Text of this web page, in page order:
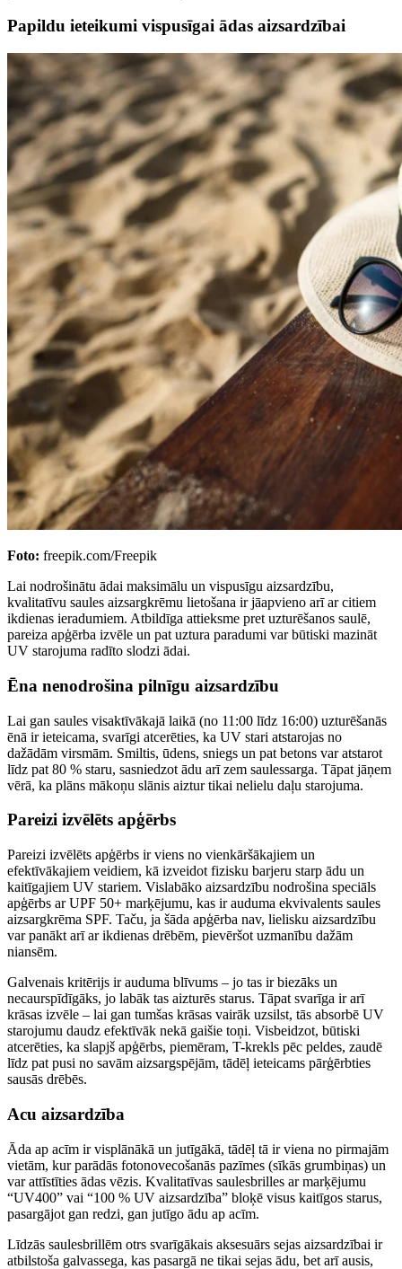
Papildu ieteikumi vispusīgai ādas aizsardzībai
Foto: freepik.com/Freepik
Lai nodrošinātu ādai maksimālu un vispusīgu aizsardzību,
kvalitatīvu saules aizsargkrēmu lietošana ir jāapvieno arī ar citiem
ikdienas ieradumiem. Atbildīga attieksme pret uzturēšanos saulē,
pareiza apģērba izvēle un pat uztura paradumi var būtiski mazināt
UV starojuma radīto slodzi ādai.
Ēna nenodrošina pilnīgu aizsardzību
Lai gan saules visaktīvākajā laikā (no 11:00 līdz 16:00) uzturēšanās
ēnā ir ieteicama, svarīgi atcerēties, ka UV stari atstarojas no
dažādām virsmām. Smiltis, ūdens, sniegs un pat betons var atstarot
līdz pat 80 % staru, sasniedzot ādu arī zem saulessarga. Tāpat jāņem
vērā, ka plāns mākoņu slānis aiztur tikai nelielu daļu starojuma.
Pareizi izvēlēts apģērbs
Pareizi izvēlēts apģērbs ir viens no vienkāršākajiem un
efektīvākajiem veidiem, kā izveidot fizisku barjeru starp ādu un
kaitīgajiem UV stariem. Vislabāko aizsardzību nodrošina speciāls
apģērbs ar UPF 50+ marķējumu, kas ir auduma ekvivalents saules
aizsargkrēma SPF. Taču, ja šāda apģērba nav, lielisku aizsardzību
var panākt arī ar ikdienas drēbēm, pievēršot uzmanību dažām
niansēm.
Galvenais kritērijs ir auduma blīvums – jo tas ir biezāks un
necaurspīdīgāks, jo labāk tas aizturēs starus. Tāpat svarīga ir arī
krāsas izvēle – lai gan tumšas krāsas vairāk uzsilst, tās absorbē UV
starojumu daudz efektīvāk nekā gaišie toņi. Visbeidzot, būtiski
atcerēties, ka slapjš apģērbs, piemēram, T-krekls pēc peldes, zaudē
līdz pat pusi no savām aizsargspējām, tādēļ ieteicams pārģērbties
sausās drēbēs.
Acu aizsardzība
Āda ap acīm ir visplānākā un jutīgākā, tādēļ tā ir viena no pirmajām
vietām, kur parādās fotonovecošanās pazīmes (sīkās grumbiņas) un
var attīstīties ādas vēzis. Kvalitatīvas saulesbrilles ar marķējumu
“UV400” vai “100 % UV aizsardzība” bloķē visus kaitīgos starus,
pasargājot gan redzi, gan jutīgo ādu ap acīm.
Līdzās saulesbrillēm otrs svarīgākais aksesuārs sejas aizsardzībai ir
atbilstoša galvassega, kas pasargā ne tikai sejas ādu, bet arī ausis,